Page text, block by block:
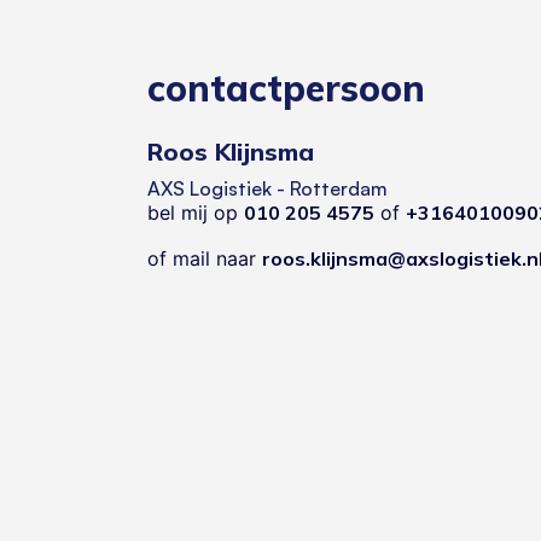
contactpersoon
Roos Klijnsma
AXS Logistiek - Rotterdam
bel mij op 010 205 4575 of
of mail naar